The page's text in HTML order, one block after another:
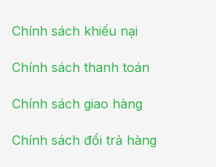
Chính sách khiếu nại
Chính sách thanh toán
Chính sách giao hàng
Chính sách đổi trả hàng